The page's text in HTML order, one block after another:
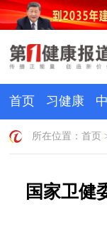
首页 习健康
所在位置：首页
国家卫健